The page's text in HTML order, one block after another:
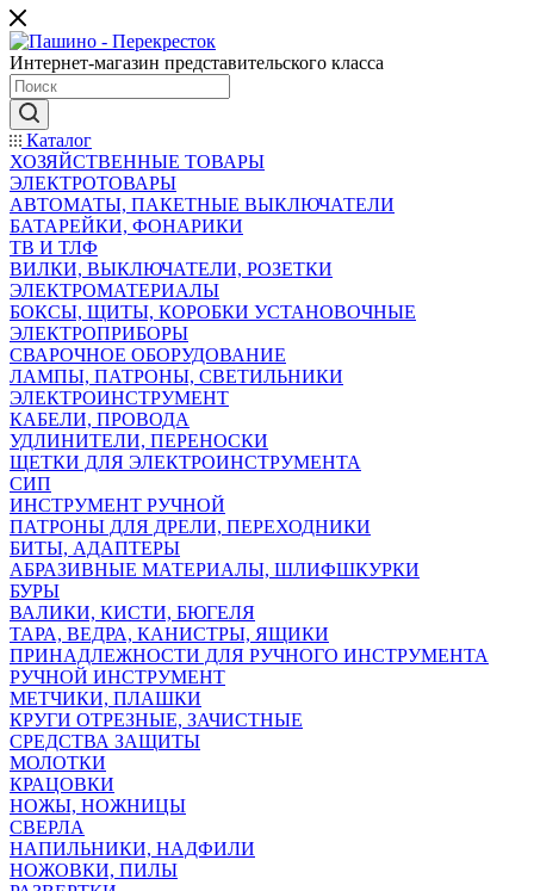
Интернет-магазин представительского класса
Каталог
ХОЗЯЙСТВЕННЫЕ ТОВАРЫ
ЭЛЕКТРОТОВАРЫ
АВТОМАТЫ, ПАКЕТНЫЕ ВЫКЛЮЧАТЕЛИ
БАТАРЕЙКИ, ФОНАРИКИ
ТВ И ТЛФ
ВИЛКИ, ВЫКЛЮЧАТЕЛИ, РОЗЕТКИ
ЭЛЕКТРОМАТЕРИАЛЫ
БОКСЫ, ЩИТЫ, КОРОБКИ УСТАНОВОЧНЫЕ
ЭЛЕКТРОПРИБОРЫ
СВАРОЧНОЕ ОБОРУДОВАНИЕ
ЛАМПЫ, ПАТРОНЫ, СВЕТИЛЬНИКИ
ЭЛЕКТРОИНСТРУМЕНТ
КАБЕЛИ, ПРОВОДА
УДЛИНИТЕЛИ, ПЕРЕНОСКИ
ЩЕТКИ ДЛЯ ЭЛЕКТРОИНСТРУМЕНТА
СИП
ИНСТРУМЕНТ РУЧНОЙ
ПАТРОНЫ ДЛЯ ДРЕЛИ, ПЕРЕХОДНИКИ
БИТЫ, АДАПТЕРЫ
АБРАЗИВНЫЕ МАТЕРИАЛЫ, ШЛИФШКУРКИ
БУРЫ
ВАЛИКИ, КИСТИ, БЮГЕЛЯ
ТАРА, ВЕДРА, КАНИСТРЫ, ЯЩИКИ
ПРИНАДЛЕЖНОСТИ ДЛЯ РУЧНОГО ИНСТРУМЕНТА
РУЧНОЙ ИНСТРУМЕНТ
МЕТЧИКИ, ПЛАШКИ
КРУГИ ОТРЕЗНЫЕ, ЗАЧИСТНЫЕ
СРЕДСТВА ЗАЩИТЫ
МОЛОТКИ
КРАЦОВКИ
НОЖЫ, НОЖНИЦЫ
СВЕРЛА
НАПИЛЬНИКИ, НАДФИЛИ
НОЖОВКИ, ПИЛЫ